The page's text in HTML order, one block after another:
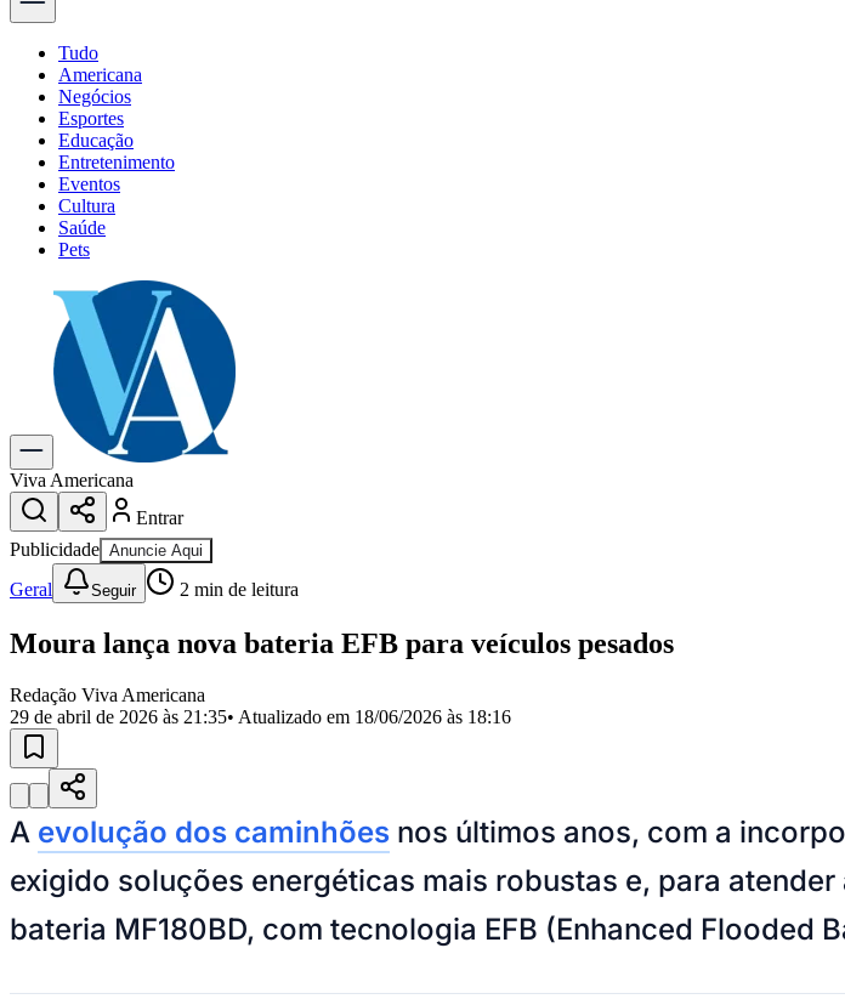
Tudo
Americana
Negócios
Esportes
Educação
Entretenimento
Eventos
Cultura
Saúde
Pets
Explore Tudo
Últimas Notícias
Previsão do Tempo
Dia a Dia & Lazer
Gastronomia
Cinema & Shows
Para Sua Empresa
Anuncie no Portal
Cadastrar Empresa
Divulgar VagasNovo
Publicidade Legal
Política
Eleições
Saúde
Cultura
Educação
Bairros de Americana
CentroJardim GirassolJardim BrasilNova AmericanaPraia dos NamoradosJardim São Paulo Parque
Para Sua Empresa
Guia de Empresas
Viva Americana
Entrar
Publicidade Anuncie Aqui
Geral Seguir 2 min de leitura
Moura lança nova bateria EFB para veículos pesados
Redação Viva Americana
29 de abril de 2026 às 21:35• Atualizado em 18/06/2026 às 18:16
A evolução dos caminhões nos últimos anos, com a
exigido soluções energéticas mais robustas e, para
bateria MF180BD, com tecnologia EFB (Enhanced Flooded